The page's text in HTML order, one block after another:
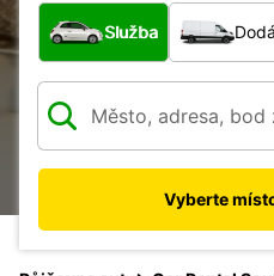
Jaký typ vozidla?
Služba
Vyberte